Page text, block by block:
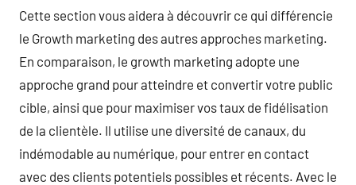
Cette section vous aidera à découvrir ce qui différencie
le Growth marketing des autres approches marketing.
En comparaison, le growth marketing adopte une
approche grand pour atteindre et convertir votre public
cible, ainsi que pour maximiser vos taux de fidélisation
de la clientèle. Il utilise une diversité de canaux, du
indémodable au numérique, pour entrer en contact
avec des clients potentiels possibles et récents. Avec le